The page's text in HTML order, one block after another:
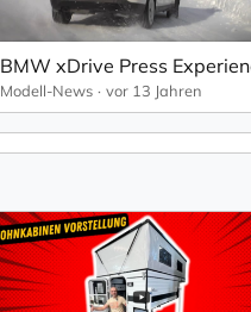
Modell-News vor 13 Jahren